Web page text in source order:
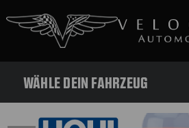
WÄHLE DEIN FAHRZEUG